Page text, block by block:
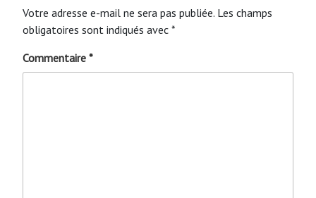
Votre adresse e-mail ne sera pas publiée. Les champs
obligatoires sont indiqués avec *
Commentaire *